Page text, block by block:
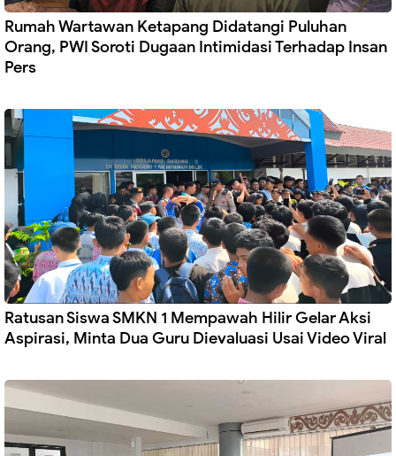
Rumah Wartawan Ketapang Didatangi Puluhan
Orang, PWI Soroti Dugaan Intimidasi Terhadap Insan
Pers
Ratusan Siswa SMKN 1 Mempawah Hilir Gelar Aksi
Aspirasi, Minta Dua Guru Dievaluasi Usai Video Viral